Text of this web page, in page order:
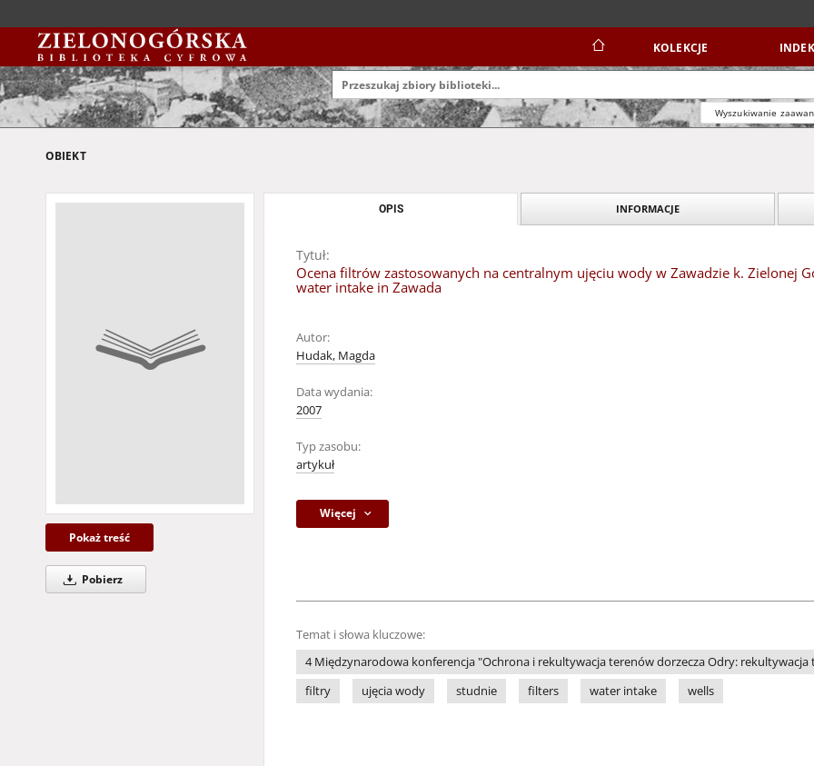
KOLEKCJE
Wyszukiwanie
OBIEKT
Pokaż treść
Pobierz
OPIS INFORMACJE
Tytuł:
Ocena filtrów zastosowanych na centralnym ujęciu wody w Zawadzie k. Zielonej
water intake in Zawada
Autor:
Hudak, Magda
Data wydania:
2007
Typ zasobu:
artykuł
Więcej
Temat i słowa kluczowe:
4 Międzynarodowa konferencja "Ochrona i rekultywacja terenów dorzecza Odry: rekultywacja
filtry
ujęcia wody studnie filters water intake wells